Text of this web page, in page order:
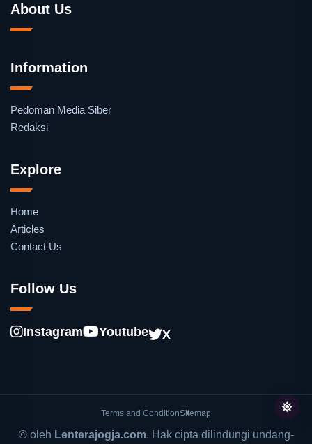
About Us
Information
Pedoman Media Siber
Redaksi
Explore
Home
Articles
Contact Us
Follow Us
Instagram Youtube X
Terms and ConditionSitemap
© oleh Lenterajogja.com. Hak cipta dilindungi undang-